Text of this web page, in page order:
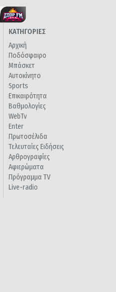
ΚΑΤΗΓΟΡΙΕΣ
Αρχική
Ποδόσφαιρο
Μπάσκετ
Αυτοκίνητο
Sports
Επικαιρότητα
Βαθμολογίες
WebTv
Enter
Πρωτοσέλιδα
Τελευταίες Ειδήσεις
Αρθρογραφίες
Αφιερώματα
Πρόγραμμα TV
Live-radio